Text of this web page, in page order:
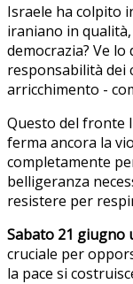
Israele ha colpito
iraniano in
democrazia? Ve
responsabilità dei
arricchimento -
Questo del fronte
ferma ancora la
completamente
belligeranza
resistere per
Sabato 21
cruciale per
la pace si